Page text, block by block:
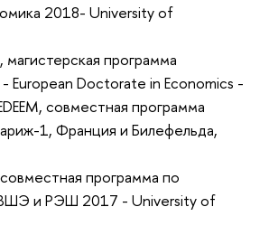
2018- University of
программа
European Doctorate in Economics -
совместная программа
1, Франция и Билефельда,
программа по
и РЭШ 2017 - University of